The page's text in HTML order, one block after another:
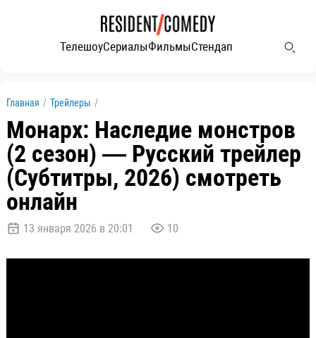
ТелешоуСериалыФильмыСтендап
Главная / Трейлеры /
Монарх: Наследие монстров
(2 сезон) — Русский трейлер
(Субтитры, 2026) смотреть
онлайн
13 января 2026 в 20:01 10